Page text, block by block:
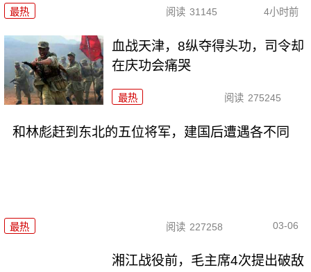
最热 阅读 31145 4小时前
血战天津，8纵夺得头功，司令却
在庆功会痛哭
最热 阅读 275245
和林彪赶到东北的五位将军，建国后遭遇各不同
最热 阅读 227258 03-06
湘江战役前，毛主席4次提出破敌